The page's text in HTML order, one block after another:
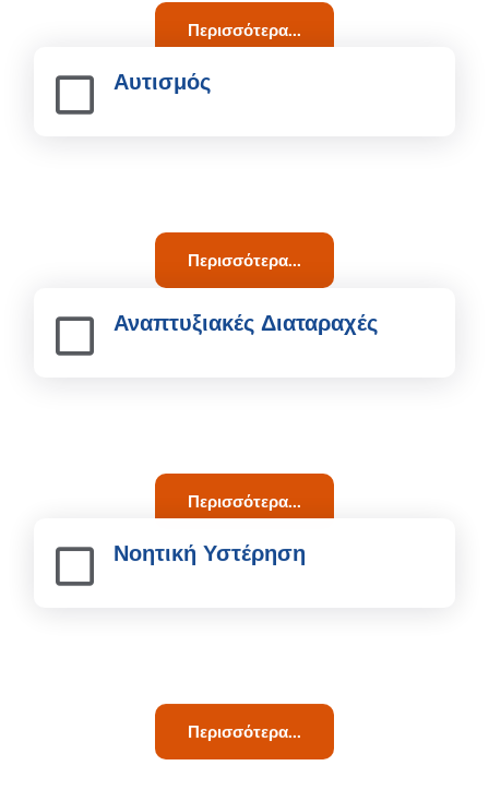
Περισσότερα...
Αυτισμός
Περισσότερα...
Αναπτυξιακές Διαταραχές
Περισσότερα...
Νοητική Υστέρηση
Περισσότερα...